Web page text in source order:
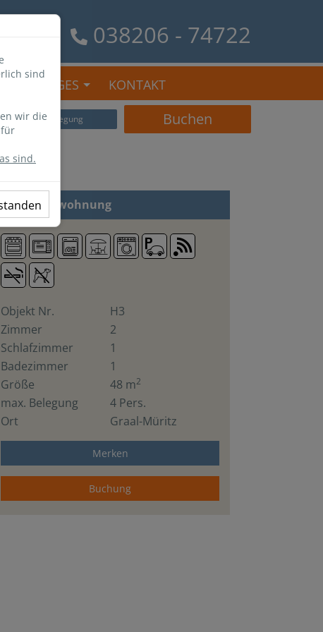
sind
wir die
sind.
038206 - 74722
SONSTIGES KONTAKT
Belegung Buchen
2 ZiFerienwohnung
Objekt Nr.
H3
Zimmer
2
Schlafzimmer
1
Badezimmer
1
Größe
48 m2
max. Belegung
4 Pers.
Ort
Graal-Müritz
Merken
Buchung